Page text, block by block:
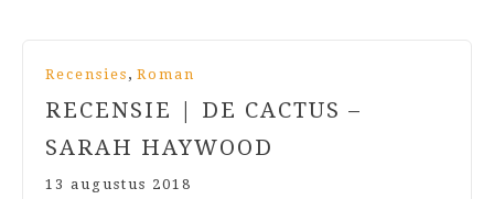
Recensies , Roman
RECENSIE | DE CACTUS –
SARAH HAYWOOD
13 augustus 2018